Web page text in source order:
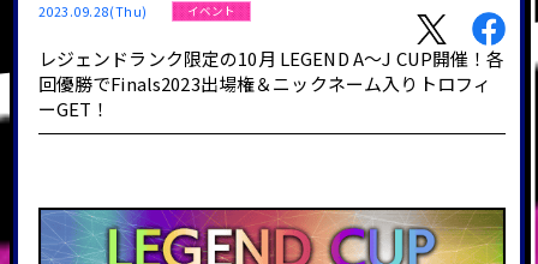
2023.09.28(Thu) イベント
レジェンドランク限定の10月 LEGEND A～J CUP開催！各
回優勝でFinals2023出場権＆ニックネーム入りトロフィ
ーGET！